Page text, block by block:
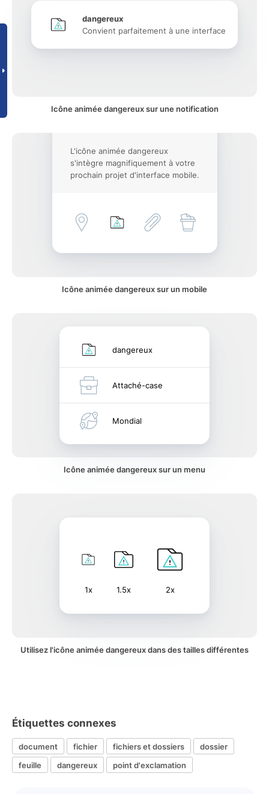
dangereux
Convient parfaitement à une interface
Icône animée dangereux sur une notification
L'icône animée dangereux
s'intègre magnifiquement à votre
prochain projet d'interface mobile.
Icône animée dangereux sur un mobile
dangereux
Attaché-case
Mondial
Icône animée dangereux sur un menu
1x 1.5x 2x
Utilisez l'icône animée dangereux dans des tailles différentes
Étiquettes connexes
document fichier fichiers et dossiers
dossier
feuille
dangereux point d'exclamation